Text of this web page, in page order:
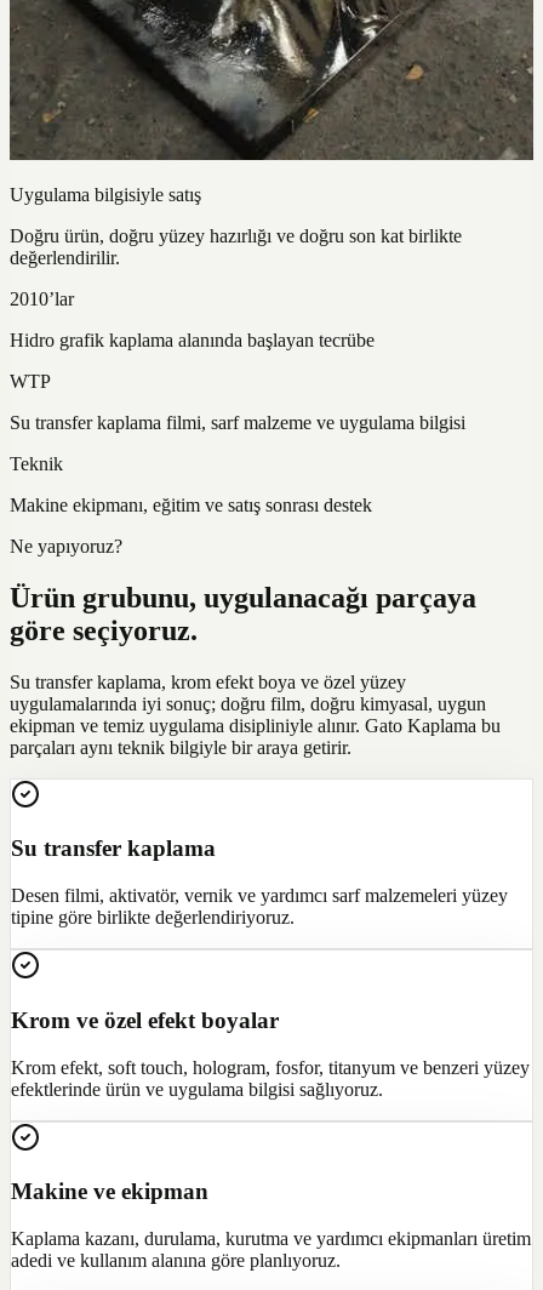
Uygulama bilgisiyle satış
Doğru ürün, doğru yüzey hazırlığı ve doğru son kat birlikte
değerlendirilir.
2010’lar
Hidro grafik kaplama alanında başlayan tecrübe
WTP
Su transfer kaplama filmi, sarf malzeme ve uygulama bilgisi
Teknik
Makine ekipmanı, eğitim ve satış sonrası destek
Ne yapıyoruz?
Ürün grubunu, uygulanacağı parçaya
göre seçiyoruz.
Su transfer kaplama, krom efekt boya ve özel yüzey
uygulamalarında iyi sonuç; doğru film, doğru kimyasal, uygun
ekipman ve temiz uygulama disipliniyle alınır. Gato Kaplama bu
parçaları aynı teknik bilgiyle bir araya getirir.
Su transfer kaplama
Desen filmi, aktivatör, vernik ve yardımcı sarf malzemeleri yüzey
tipine göre birlikte değerlendiriyoruz.
Krom ve özel efekt boyalar
Krom efekt, soft touch, hologram, fosfor, titanyum ve benzeri yüzey
efektlerinde ürün ve uygulama bilgisi sağlıyoruz.
Makine ve ekipman
Kaplama kazanı, durulama, kurutma ve yardımcı ekipmanları üretim
adedi ve kullanım alanına göre planlıyoruz.